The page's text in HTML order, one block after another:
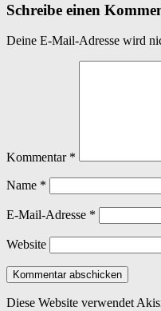
main
Schreibe einen
Deine E-Mail-Adresse wird
Kommentar *
Name *
E-Mail-Adresse *
Website
Diese Website verwendet